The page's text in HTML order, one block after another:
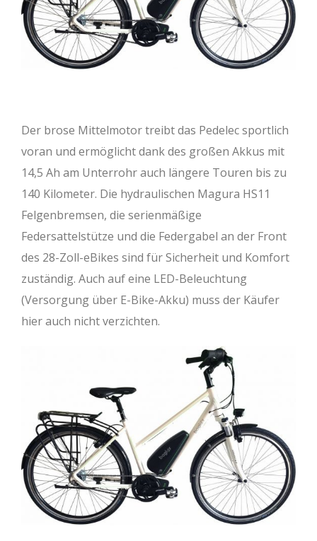
Der brose Mittelmotor treibt das Pedelec sportlich
voran und ermöglicht dank des großen Akkus mit
14,5 Ah am Unterrohr auch längere Touren bis zu
140 Kilometer. Die hydraulischen Magura HS11
Felgenbremsen, die serienmäßige
Federsattelstütze und die Federgabel an der Front
des 28-Zoll-eBikes sind für Sicherheit und Komfort
zuständig. Auch auf eine LED-Beleuchtung
(Versorgung über E-Bike-Akku) muss der Käufer
hier auch nicht verzichten.